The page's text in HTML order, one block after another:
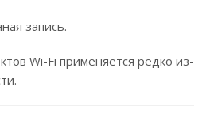
запись.
Wi-Fi применяется редко из-